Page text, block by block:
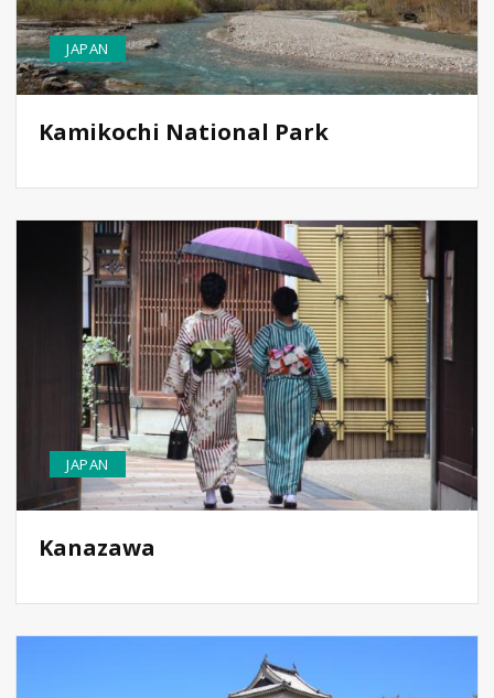
Kamikochi National Park
JAPAN
Kanazawa
JAPAN